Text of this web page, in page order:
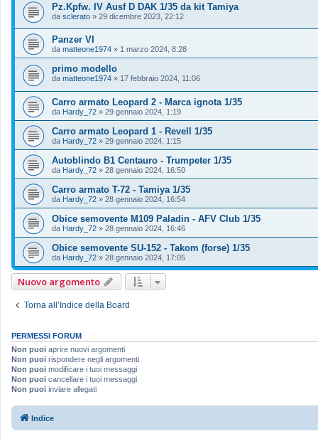
Pz.Kpfw. IV Ausf D DAK 1/35 da kit Tamiya
da sclerato » 29 dicembre 2023, 22:12
Panzer VI
da matteone1974 » 1 marzo 2024, 8:28
primo modello
da matteone1974 » 17 febbraio 2024, 11:06
Carro armato Leopard 2 - Marca ignota 1/35
da Hardy_72 » 29 gennaio 2024, 1:19
Carro armato Leopard 1 - Revell 1/35
da Hardy_72 » 29 gennaio 2024, 1:15
Autoblindo B1 Centauro - Trumpeter 1/35
da Hardy_72 » 28 gennaio 2024, 16:50
Carro armato T-72 - Tamiya 1/35
da Hardy_72 » 28 gennaio 2024, 16:54
Obice semovente M109 Paladin - AFV Club 1/35
da Hardy_72 » 28 gennaio 2024, 16:46
Obice semovente SU-152 - Takom (forse) 1/35
da Hardy_72 » 28 gennaio 2024, 17:05
Nuovo argomento
Torna all’Indice della Board
PERMESSI FORUM
Non puoi aprire nuovi argomenti
Non puoi rispondere negli argomenti
Non puoi modificare i tuoi messaggi
Non puoi cancellare i tuoi messaggi
Non puoi inviare allegati
Indice